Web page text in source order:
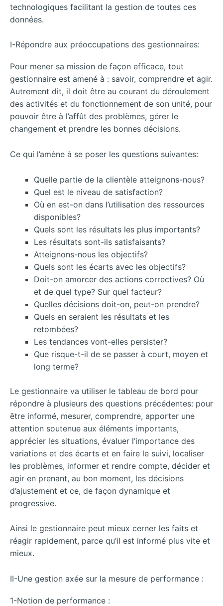
technologiques facilitant la gestion de toutes ces
données.
I-Répondre aux préoccupations des gestionnaires:
Pour mener sa mission de façon efficace, tout
gestionnaire est amené à : savoir, comprendre et agir.
Autrement dit, il doit être au courant du déroulement
des activités et du fonctionnement de son unité, pour
pouvoir être à l’affût des problèmes, gérer le
changement et prendre les bonnes décisions.
Ce qui l’amène à se poser les questions suivantes:
Quelle partie de la clientèle atteignons-nous?
Quel est le niveau de satisfaction?
Où en est-on dans l’utilisation des ressources
disponibles?
Quels sont les résultats les plus importants?
Les résultats sont-ils satisfaisants?
Atteignons-nous les objectifs?
Quels sont les écarts avec les objectifs?
Doit-on amorcer des actions correctives? Où
et de quel type? Sur quel facteur?
Quelles décisions doit-on, peut-on prendre?
Quels en seraient les résultats et les
retombées?
Les tendances vont-elles persister?
Que risque-t-il de se passer à court, moyen et
long terme?
Le gestionnaire va utiliser le tableau de bord pour
répondre à plusieurs des questions précédentes: pour
être informé, mesurer, comprendre, apporter une
attention soutenue aux éléments importants,
apprécier les situations, évaluer l’importance des
variations et des écarts et en faire le suivi, localiser
les problèmes, informer et rendre compte, décider et
agir en prenant, au bon moment, les décisions
d’ajustement et ce, de façon dynamique et
progressive.
Ainsi le gestionnaire peut mieux cerner les faits et
réagir rapidement, parce qu’il est informé plus vite et
mieux.
II-Une gestion axée sur la mesure de performance :
1-Notion de performance :